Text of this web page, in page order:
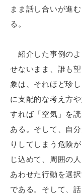
まま話し合いが進
る。
紹介した事例のよ
せないまま、誰も
象は、それほど珍
に支配的な考え方
すれば「空気」を
ある。そして、自
りしてしまう危険
じ込めて、周囲の
あわせた行動を選
である。そして、